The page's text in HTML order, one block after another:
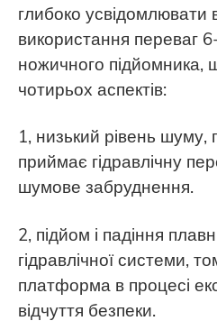
глибоко усвідомлювати
використання переваг
ножичного підйомника,
чотирьох аспектів:
1, низький рівень шуму,
приймає гідравлічну
шумове забруднення.
2, підйом і падіння
гідравлічної системи,
платформа в процесі
відчуття безпеки.